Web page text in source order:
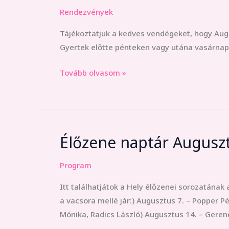
Rendezvények
Tájékoztatjuk a kedves vendégeket, hogy
Gyertek előtte pénteken vagy utána
rendezvény
Tovább olvasom »
Élőzene naptár
Program
Itt találhatjátok a Hely élőzenei sorozatának
a vacsora mellé jár:) Augusztus 7. – Popper
Mónika, Radics László) Augusztus 14. –
Élőzene
naptár
Augusztus